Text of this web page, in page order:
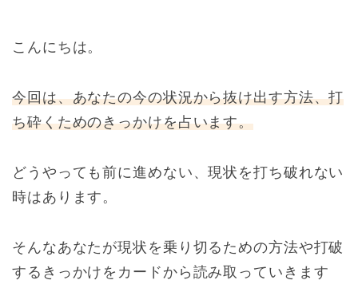
こんにちは。
今回は、あなたの今の状況から抜け出す方法、打
ち砕くためのきっかけを占います。
どうやっても前に進めない、現状を打ち破れない
時はあります。
そんなあなたが現状を乗り切るための方法や打破
するきっかけをカードから読み取っていきます